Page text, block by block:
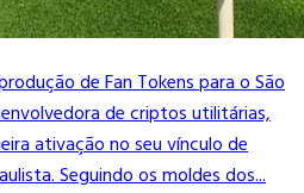
de Fan Tokens para o São
de criptos utilitárias,
ativação no seu vínculo de
Seguindo os moldes dos...